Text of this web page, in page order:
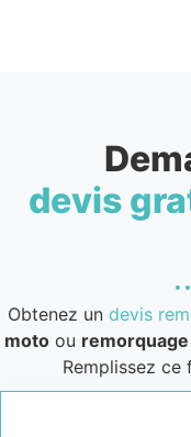
devis
Obtenez un devis
moto ou
Remplissez ce